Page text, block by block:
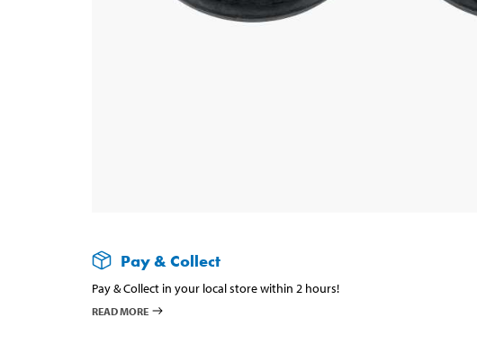
Pay & Collect
Pay & Collect in your local store within 2 hours!
READ MORE